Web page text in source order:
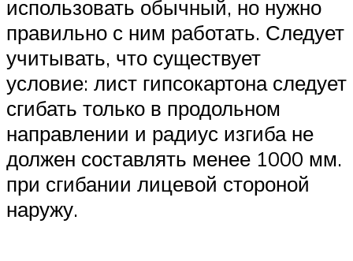
использовать обычный, но нужно
правильно с ним работать. Следует
учитывать, что существует
условие: лист гипсокартона следует
сгибать только в продольном
направлении и радиус изгиба не
должен составлять менее 1000 мм.
при сгибании лицевой стороной
наружу.